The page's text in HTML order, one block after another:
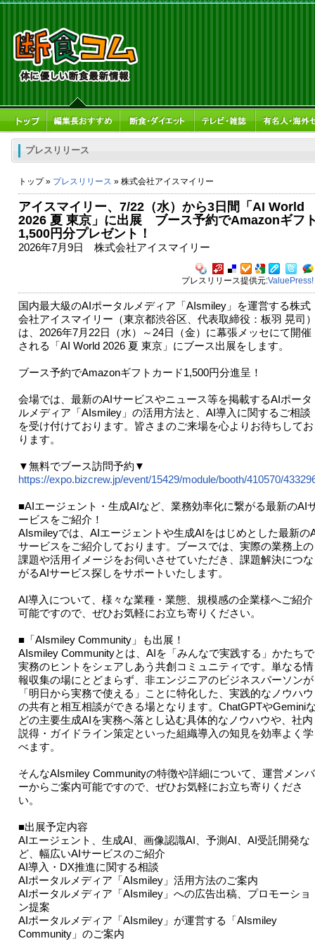
プレスリリース
トップ » プレスリリース » 株式会社アイスマイリー
アイスマイリー、7/22（水）から3日間「AI World
2026 夏 東京」に出展 ブース予約でAmazonギフ
1,500円分プレゼント！
2026年7月9日 株式会社アイスマイリー
プレスリリース提供元:ValuePress!
国内最大級のAIポータルメディア「AIsmiley」を運営する株式
会社アイスマイリー（東京都渋谷区、代表取締役：板羽 晃司
は、2026年7月22日（水）～24日（金）に幕張メッセにて開催
される「AI World 2026 夏 東京」にブース出展をします。
ブース予約でAmazonギフトカード1,500円分進呈！
会場では、最新のAIサービスやニュース等を掲載するAIポータ
ルメディア「AIsmiley」の活用方法と、AI導入に関するご相談
を受け付けております。皆さまのご来場を心よりお待ちしてお
ります。
▼無料でブース訪問予約▼
https://expo.bizcrew.jp/event/15429/module/booth/410570/
■AIエージェント・生成AIなど、業務効率化に繋がる最新のAI
ービスをご紹介！
AIsmileyでは、AIエージェントや生成AIをはじめとした最新の
サービスをご紹介しております。ブースでは、実際の業務上の
課題や活用イメージをお伺いさせていただき、課題解決につな
がるAIサービス探しをサポートいたします。
AI導入について、様々な業種・業態、規模感の企業様へご紹介
可能ですので、ぜひお気軽にお立ち寄りください。
■「AIsmiley Community」も出展！
AIsmiley Communityとは、AIを「みんなで実践する」かたちで
実務のヒントをシェアしあう共創コミュニティです。単なる情
報収集の場にとどまらず、非エンジニアのビジネスパーソンが
「明日から実務で使える」ことに特化した、実践的なノウハウ
の共有と相互相談ができる場となります。ChatGPTやGemini
どの主要生成AIを実務へ落とし込む具体的なノウハウや、社内
説得・ガイドライン策定といった組織導入の知見を効率よく学
べます。
そんなAIsmiley Communityの特徴や詳細について、運営メンバ
ーからご案内可能ですので、ぜひお気軽にお立ち寄りくださ
い。
■出展予定内容
AIエージェント、生成AI、画像認識AI、予測AI、AI受託開発な
ど、幅広いAIサービスのご紹介
AI導入・DX推進に関する相談
AIポータルメディア「AIsmiley」活用方法のご案内
AIポータルメディア「AIsmiley」への広告出稿、プロモーショ
ン提案
AIポータルメディア「AIsmiley」が運営する「AIsmiley
Community」のご案内